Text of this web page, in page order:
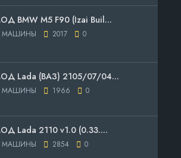
BMW M5 F90 (Izai Buil...
МАШИНЫ 2017 0
Lada (ВАЗ) 2105/07/04...
МАШИНЫ 1966 0
Lada 2110 v1.0 (0.33....
МАШИНЫ 2854 0